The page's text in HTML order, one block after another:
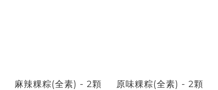
麻辣粿粽(全素) - 2顆 原味粿粽(全素) - 2顆